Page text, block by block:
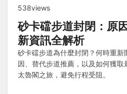
538views
砂卡礑步道封閉：原
新資訊全解析
砂卡礑步道為什麼封閉？何時重
因、替代步道推薦，以及如何獲
太魯閣之旅，避免行程受阻。